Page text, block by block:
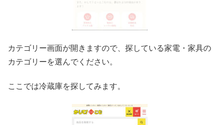
カテゴリー画面が開きますので、探している家電・家具の
カテゴリーを選んでください。
ここでは冷蔵庫を探してみます。